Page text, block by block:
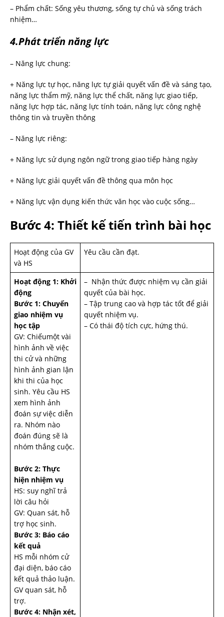
– Phẩm chất: Sống yêu thương, sống tự chủ và sống trách
nhiệm…
4.Phát triển năng lực
– Năng lực chung:
+ Năng lực tự học, năng lực tự giải quyết vấn đề và sáng tạo,
năng lực thẩm mỹ, năng lực thể chất, năng lực giao tiếp,
năng lực hợp tác, năng lực tính toán, năng lực công nghệ
thông tin và truyền thông
– Năng lực riêng:
+ Năng lực sử dụng ngôn ngữ trong giao tiếp hàng ngày
+ Năng lực giải quyết vấn đề thông qua môn học
+ Năng lực vận dụng kiến thức văn học vào cuộc sống…
Bước 4: Thiết kế tiến trình bài học
Hoạt động của GV
và HS
Yêu cầu cần đạt.
Hoạt động 1: Khởi
động
Bước 1: Chuyển
giao nhiệm vụ
học tập
GV: Chiếumột vài
hình ảnh về việc
thi cử và những
hình ảnh gian lận
khi thi của học
sinh. Yêu cầu HS
xem hình ảnh
đoán sự việc diễn
ra. Nhóm nào
đoán đúng sẽ là
nhóm thắng cuộc.
Bước 2: Thực
hiện nhiệm vụ
HS: suy nghĩ trả
lời câu hỏi
GV: Quan sát, hỗ
trợ học sinh.
Bước 3: Báo cáo
kết quả
HS mỗi nhóm cử
đại diện, báo cáo
kết quả thảo luận.
GV quan sát, hỗ
trợ.
Bước 4: Nhận xét,
– Nhận thức được nhiệm vụ cần giải
quyết của bài học.
– Tập trung cao và hợp tác tốt để giải
quyết nhiệm vụ.
– Có thái độ tích cực, hứng thú.